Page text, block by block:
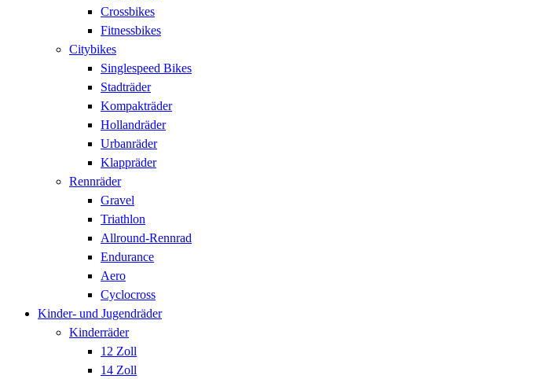
Crossbikes
Fitnessbikes
Citybikes
Singlespeed Bikes
Stadträder
Kompakträder
Hollandräder
Urbanräder
Klappräder
Rennräder
Gravel
Triathlon
Allround-Rennrad
Endurance
Aero
Cyclocross
Kinder- und Jugendräder
Kinderräder
12 Zoll
14 Zoll